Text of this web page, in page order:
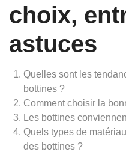
choix,
astuces
Quelles sont les
bottines ?
Comment choisir la
Les bottines
Quels types de
des bottines ?